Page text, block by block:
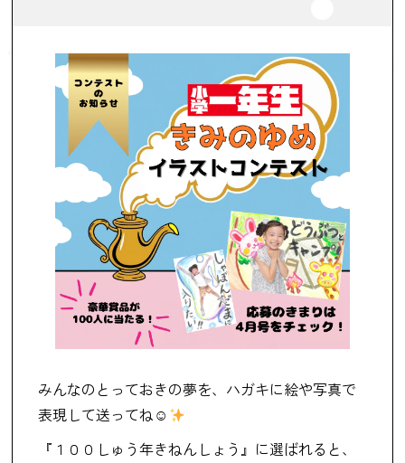
みんなのとっておきの夢を、ハガキに絵や写真で
表現して送ってね☺
『１００しゅう年きねんしょう』に選ばれると、